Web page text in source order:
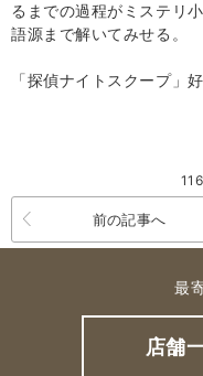
るまでの過程がミステリ
語源まで解いてみせる。
「探偵ナイトスクープ」
前の記事へ
最
店舗